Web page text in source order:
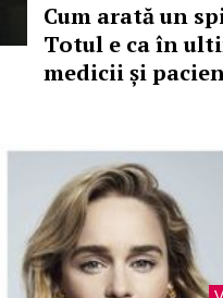
Cum arată un
Totul e ca în
medicii și